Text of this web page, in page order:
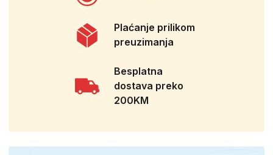
Plaćanje prilikom
preuzimanja
Besplatna
dostava preko
200KM